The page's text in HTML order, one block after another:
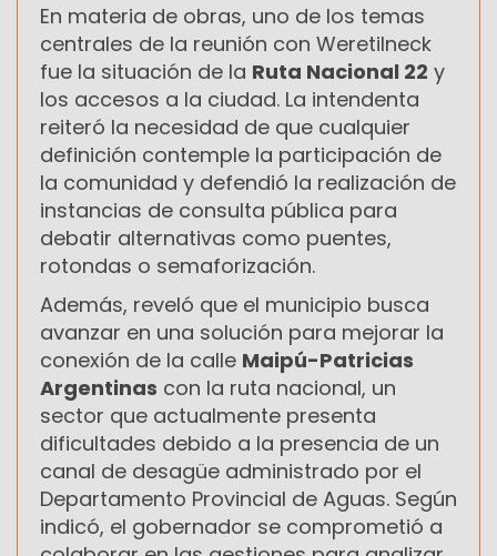
En materia de obras, uno de los temas
centrales de la reunión con Weretilneck
fue la situación de la Ruta Nacional 22 y
los accesos a la ciudad. La intendenta
reiteró la necesidad de que cualquier
definición contemple la participación de
la comunidad y defendió la realización de
instancias de consulta pública para
debatir alternativas como puentes,
rotondas o semaforización.
Además, reveló que el municipio busca
avanzar en una solución para mejorar la
conexión de la calle Maipú-Patricias
Argentinas con la ruta nacional, un
sector que actualmente presenta
dificultades debido a la presencia de un
canal de desagüe administrado por el
Departamento Provincial de Aguas. Según
indicó, el gobernador se comprometió a